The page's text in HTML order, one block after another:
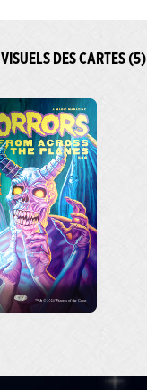
VISUELS DES CARTES (5)